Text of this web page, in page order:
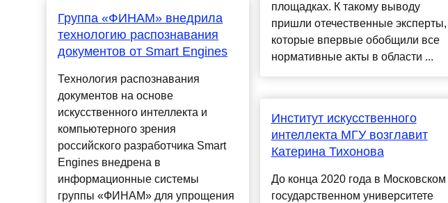
Группа «ФИНАМ» внедрила
технологию распознавания
документов от Smart Engines
Технология распознавания
документов на основе
искусственного интеллекта и
компьютерного зрения
российского разработчика Smart
Engines внедрена в
информационные системы
группы «ФИНАМ» для упрощения
площадках. К такому выводу
пришли отечественные эксперты,
которые впервые обобщили все
нормативные акты в области ...
Институт искусственного
интеллекта МГУ возглавит
Катерина Тихонова
До конца 2020 года в Московском
государственном университете